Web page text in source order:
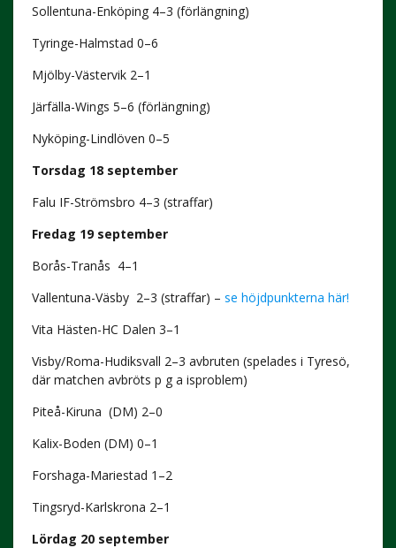
Sollentuna-Enköping 4–3 (förlängning)
Tyringe-Halmstad 0–6
Mjölby-Västervik 2–1
Järfälla-Wings 5–6 (förlängning)
Nyköping-Lindlöven 0–5
Torsdag 18 september
Falu IF-Strömsbro 4–3 (straffar)
Fredag 19 september
Borås-Tranås 4–1
Vallentuna-Väsby 2–3 (straffar) – se höjdpunkterna här!
Vita Hästen-HC Dalen 3–1
Visby/Roma-Hudiksvall 2–3 avbruten (spelades i Tyresö,
där matchen avbröts p g a isproblem)
Piteå-Kiruna (DM) 2–0
Kalix-Boden (DM) 0–1
Forshaga-Mariestad 1–2
Tingsryd-Karlskrona 2–1
Lördag 20 september